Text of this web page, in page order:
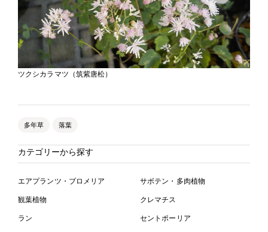
ツクシカラマツ（筑紫唐松）
多年草 落葉
カテゴリーから探す
エアプランツ・ブロメリア サボテン・多肉植物
観葉植物 クレマチス
ラン セントポーリア